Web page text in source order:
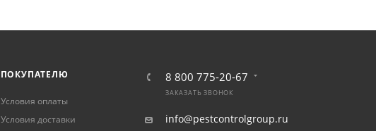
ПОКУПАТЕЛЮ
Условия оплаты
Условия доставки
8 800 775-20-67
ЗАКАЗАТЬ ЗВОНОК
info@pestcontrolgroup.ru